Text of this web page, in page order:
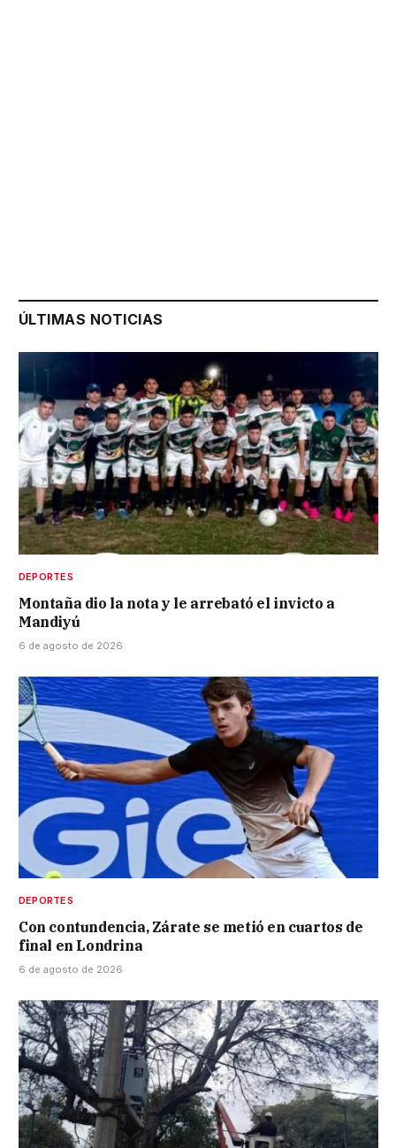
ÚLTIMAS NOTICIAS
DEPORTES
Montaña dio la nota y le arrebató el invicto a
Mandiyú
6 de agosto de 2026
DEPORTES
Con contundencia, Zárate se metió en cuartos de
final en Londrina
6 de agosto de 2026